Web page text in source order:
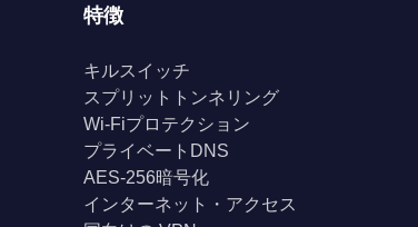
特徴
キルスイッチ
スプリットトンネリング
Wi-Fiプロテクション
プライベートDNS
AES-256暗号化
インターネット・アクセス